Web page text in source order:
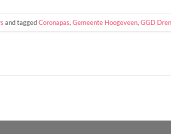
and taggedCoronapas, Gemeente Hoogeveen, GGD